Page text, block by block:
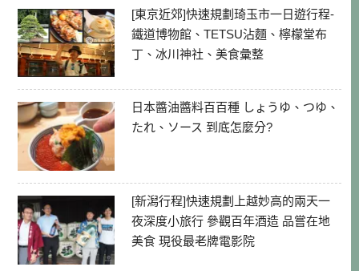
[東京近郊]快速規劃琦玉市一日遊行程-
鐵道博物館、TETSU沾麵、檸檬堂布
丁、冰川神社、美食彙整
日本醬油醬料百百種 しょうゆ、つゆ、
たれ、ソース 到底怎麼分?
[新潟行程]快速規劃上越妙高的兩天一
夜深度小旅行 參觀百年酒造 品嘗在地
美食 現役最老牌電影院